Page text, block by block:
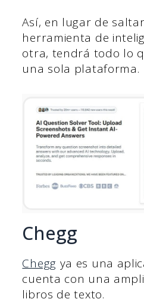
Así, en lugar de
herramienta de
otra, tendrá todo lo
una sola plataforma.
Chegg
Chegg ya es una
cuenta con una
libros de texto.